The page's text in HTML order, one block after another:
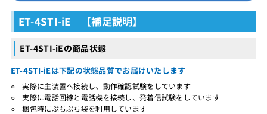
ET-4STI-iE 【補足説明】
ET-4STI-iEの商品状態
ET-4STI-iEは下記の状態品質でお届けいたします
○ 実際に主装置へ接続し、動作確認試験をしています
○ 実際に電話回線と電話機を接続し、発着信試験をしています
○ 梱包時にぷちぷち袋を利用しています